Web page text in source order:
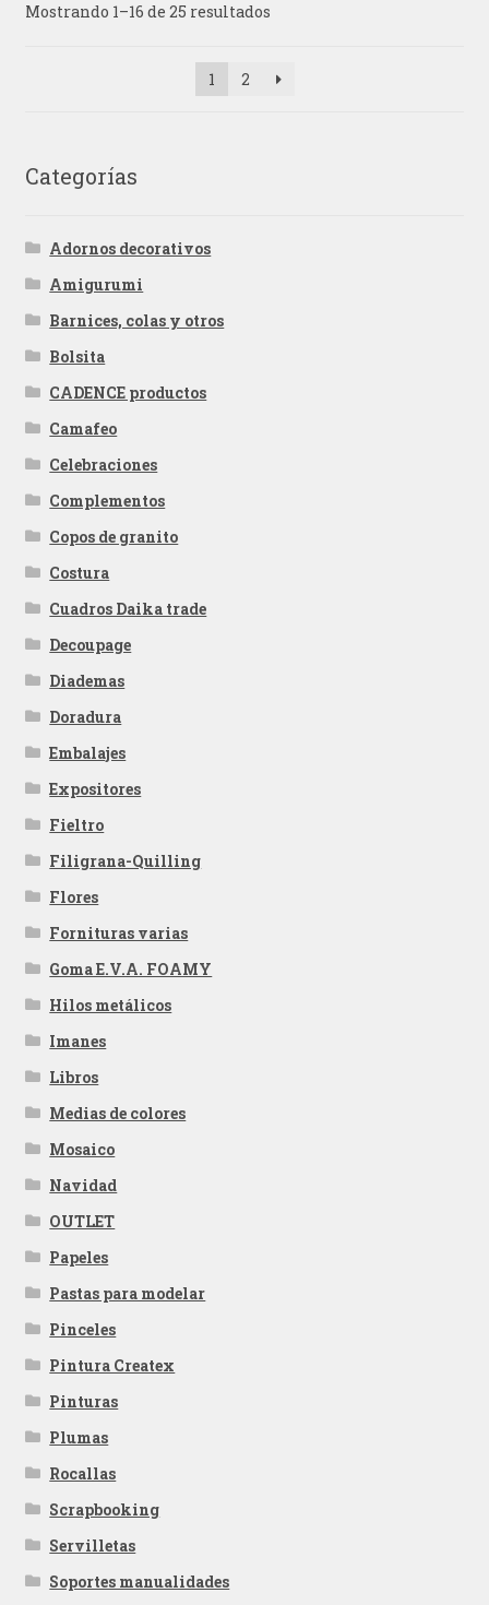
Mostrando 1–16 de 25 resultados
1 2
Categorías
Adornos decorativos
Amigurumi
Barnices, colas y otros
Bolsita
CADENCE productos
Camafeo
Celebraciones
Complementos
Copos de granito
Costura
Cuadros Daika trade
Decoupage
Diademas
Doradura
Embalajes
Expositores
Fieltro
Filigrana-Quilling
Flores
Fornituras varias
Goma E.V.A. FOAMY
Hilos metálicos
Imanes
Libros
Medias de colores
Mosaico
Navidad
OUTLET
Papeles
Pastas para modelar
Pinceles
Pintura Createx
Pinturas
Plumas
Rocallas
Scrapbooking
Servilletas
Soportes manualidades